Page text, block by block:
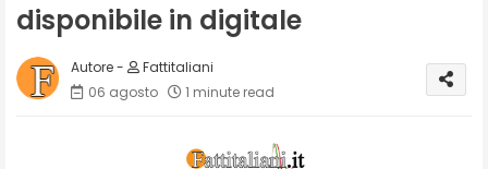
disponibile in digitale
Fattitaliani
06 agosto
1 minute read